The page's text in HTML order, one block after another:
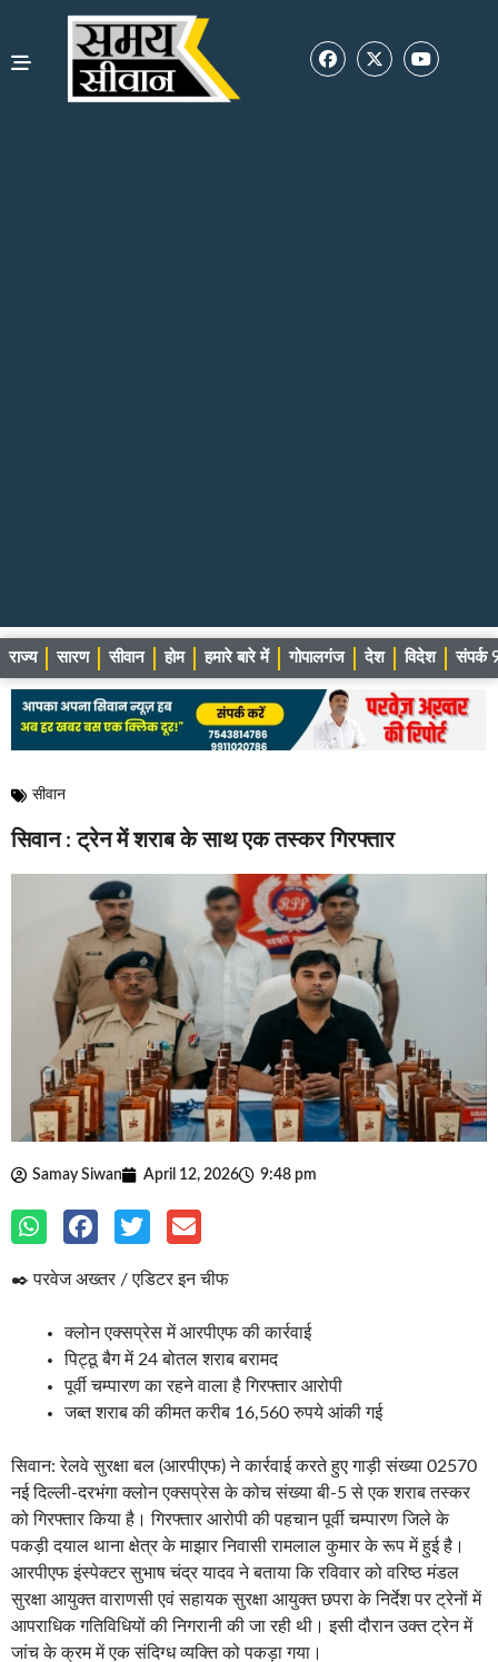
राज्य सारण सीवान होम हमारे बारे में गोपालगंज देश विदेश संपर्क
सीवान
सिवान : ट्रेन में शराब के साथ एक तस्कर गिरफ्तार
Samay Siwan April 12, 2026 9:48 pm
✒️ परवेज अख्तर / एडिटर इन चीफ
क्लोन एक्सप्रेस में आरपीएफ की कार्रवाई
पिट्ठू बैग में 24 बोतल शराब बरामद
पूर्वी चम्पारण का रहने वाला है गिरफ्तार आरोपी
जब्त शराब की कीमत करीब 16,560 रुपये आंकी गई
सिवान: रेलवे सुरक्षा बल (आरपीएफ) ने कार्रवाई करते हुए गाड़ी संख्या 02570
नई दिल्ली-दरभंगा क्लोन एक्सप्रेस के कोच संख्या बी-5 से एक शराब तस्कर
को गिरफ्तार किया है। गिरफ्तार आरोपी की पहचान पूर्वी चम्पारण जिले के
पकड़ी दयाल थाना क्षेत्र के माझार निवासी रामलाल कुमार के रूप में हुई है।
आरपीएफ इंस्पेक्टर सुभाष चंद्र यादव ने बताया कि रविवार को वरिष्ठ मंडल
सुरक्षा आयुक्त वाराणसी एवं सहायक सुरक्षा आयुक्त छपरा के निर्देश पर ट्रेनों में
आपराधिक गतिविधियों की निगरानी की जा रही थी। इसी दौरान उक्त ट्रेन में
जांच के क्रम में एक संदिग्ध व्यक्ति को पकड़ा गया।